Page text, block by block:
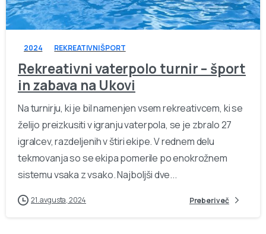
-
2024 REKREATIVNI ŠPORT
Rekreativni vaterpolo turnir – šport
in zabava na Ukovi
Na turnirju, ki je bil namenjen vsem rekreativcem, ki se
želijo preizkusiti v igranju vaterpola, se je zbralo 27
igralcev, razdeljenih v štiri ekipe. V rednem delu
tekmovanja so se ekipa pomerile po enokrožnem
sistemu vsaka z vsako. Najboljši dve...
21. avgusta, 2024 Preberi več